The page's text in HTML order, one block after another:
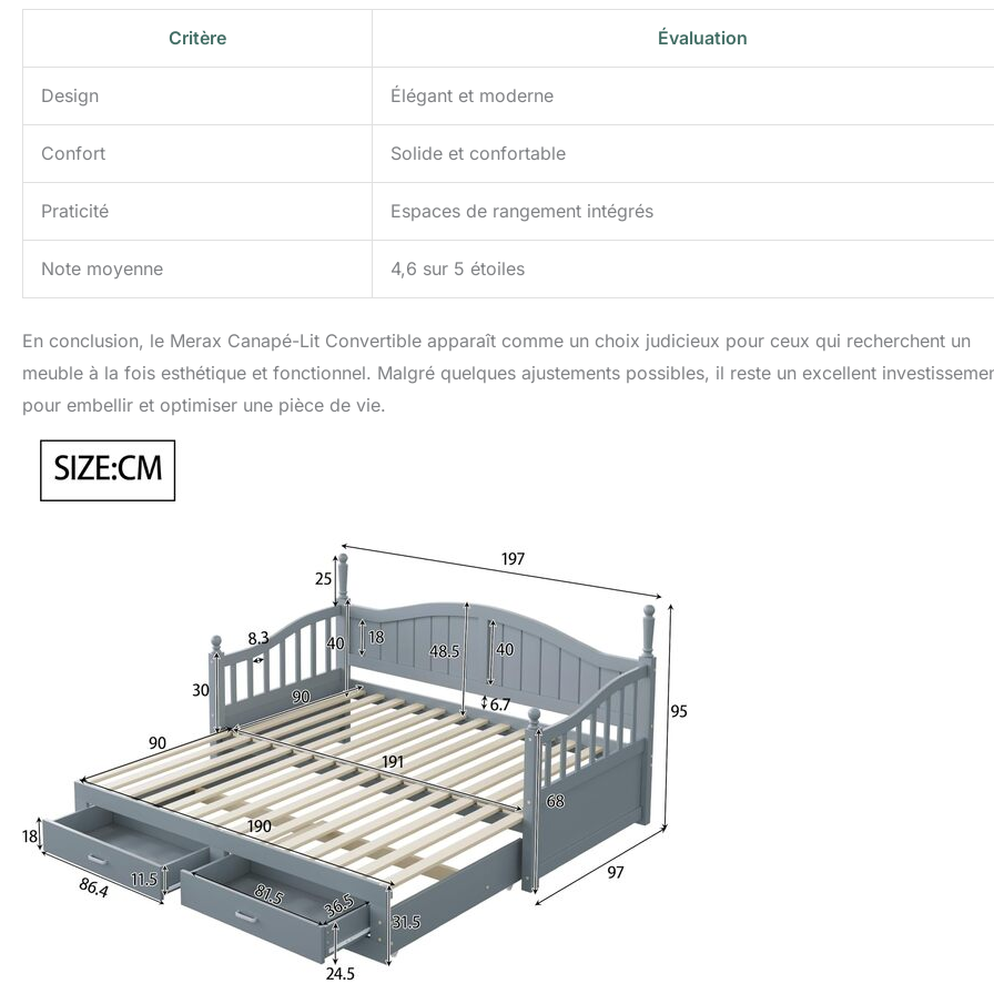
Critère Évaluation
Design Élégant et moderne
Confort Solide et confortable
Praticité Espaces de rangement intégrés
Note moyenne 4,6 sur 5 étoiles
En conclusion, le Merax Canapé-Lit Convertible apparaît comme un choix judicieux pour ceux qui recherchent un
meuble à la fois esthétique et fonctionnel. Malgré quelques ajustements possibles, il reste un excellent
pour embellir et optimiser une pièce de vie.